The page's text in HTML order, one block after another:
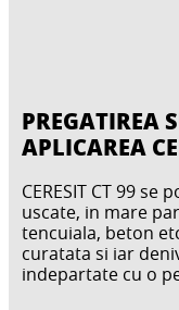
PREGATIREA
APLICAREA
CERESIT CT 99
uscate, in mare
tencuiala, beton
curatata si iar
indepartate cu o